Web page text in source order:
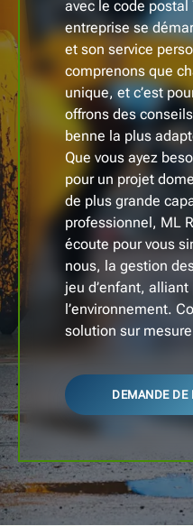
avec le code postal
entreprise se
et son service
comprenons que
unique, et c’est
offrons des
benne la plus
Que vous ayez
pour un projet
de plus grande
professionnel, ML
écoute pour vous
nous, la gestion
jeu d’enfant,
l’environnement.
solution sur
DEMANDE DE